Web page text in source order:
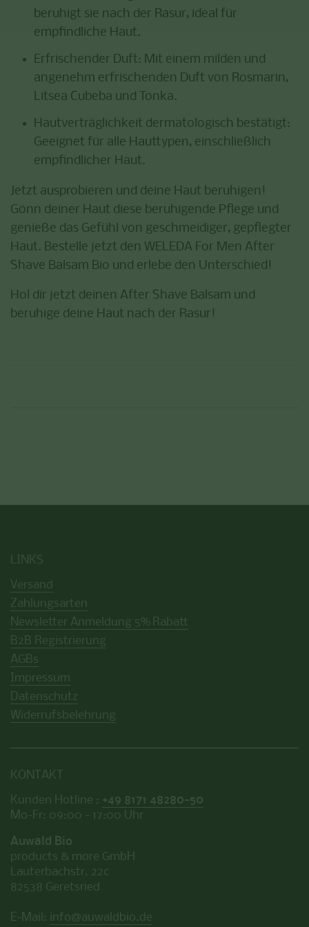
beruhigt sie nach der Rasur, ideal für
empfindliche Haut.
Erfrischender Duft: Mit einem milden und
angenehm erfrischenden Duft von Rosmarin,
Litsea Cubeba und Tonka.
Hautverträglichkeit dermatologisch bestätigt:
Geeignet für alle Hauttypen, einschließlich
empfindlicher Haut.
Jetzt ausprobieren und deine Haut beruhigen!
Gönn deiner Haut diese beruhigende Pflege und
genieße das Gefühl von geschmeidiger, gepflegter
Haut. Bestelle jetzt den WELEDA For Men After
Shave Balsam Bio und erlebe den Unterschied!
Hol dir jetzt deinen After Shave Balsam und
beruhige deine Haut nach der Rasur!
LINKS
Versand
Zahlungsarten
Newsletter Anmeldung 5% Rabatt
B2B Registrierung
AGBs
Impressum
Datenschutz
Widerrufsbelehrung
KONTAKT
Kunden Hotline : +49 8171 48280-50
Mo-Fr: 09:00 - 17:00 Uhr
Auwald Bio
products & more GmbH
Lauterbachstr. 22c
82538 Geretsried
E-Mail: info@auwaldbio.de